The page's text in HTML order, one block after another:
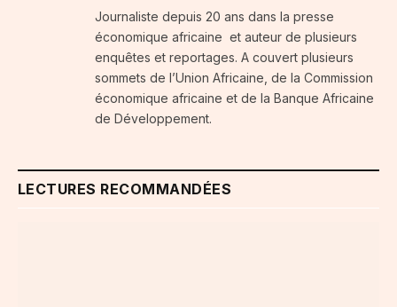
Journaliste depuis 20 ans dans la presse
économique africaine et auteur de plusieurs
enquêtes et reportages. A couvert plusieurs
sommets de l’Union Africaine, de la Commission
économique africaine et de la Banque Africaine
de Développement.
LECTURES RECOMMANDÉES